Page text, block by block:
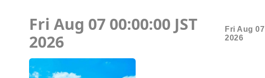
Fri Aug 07 00:00:00 JST
2026
Fri Aug
2026